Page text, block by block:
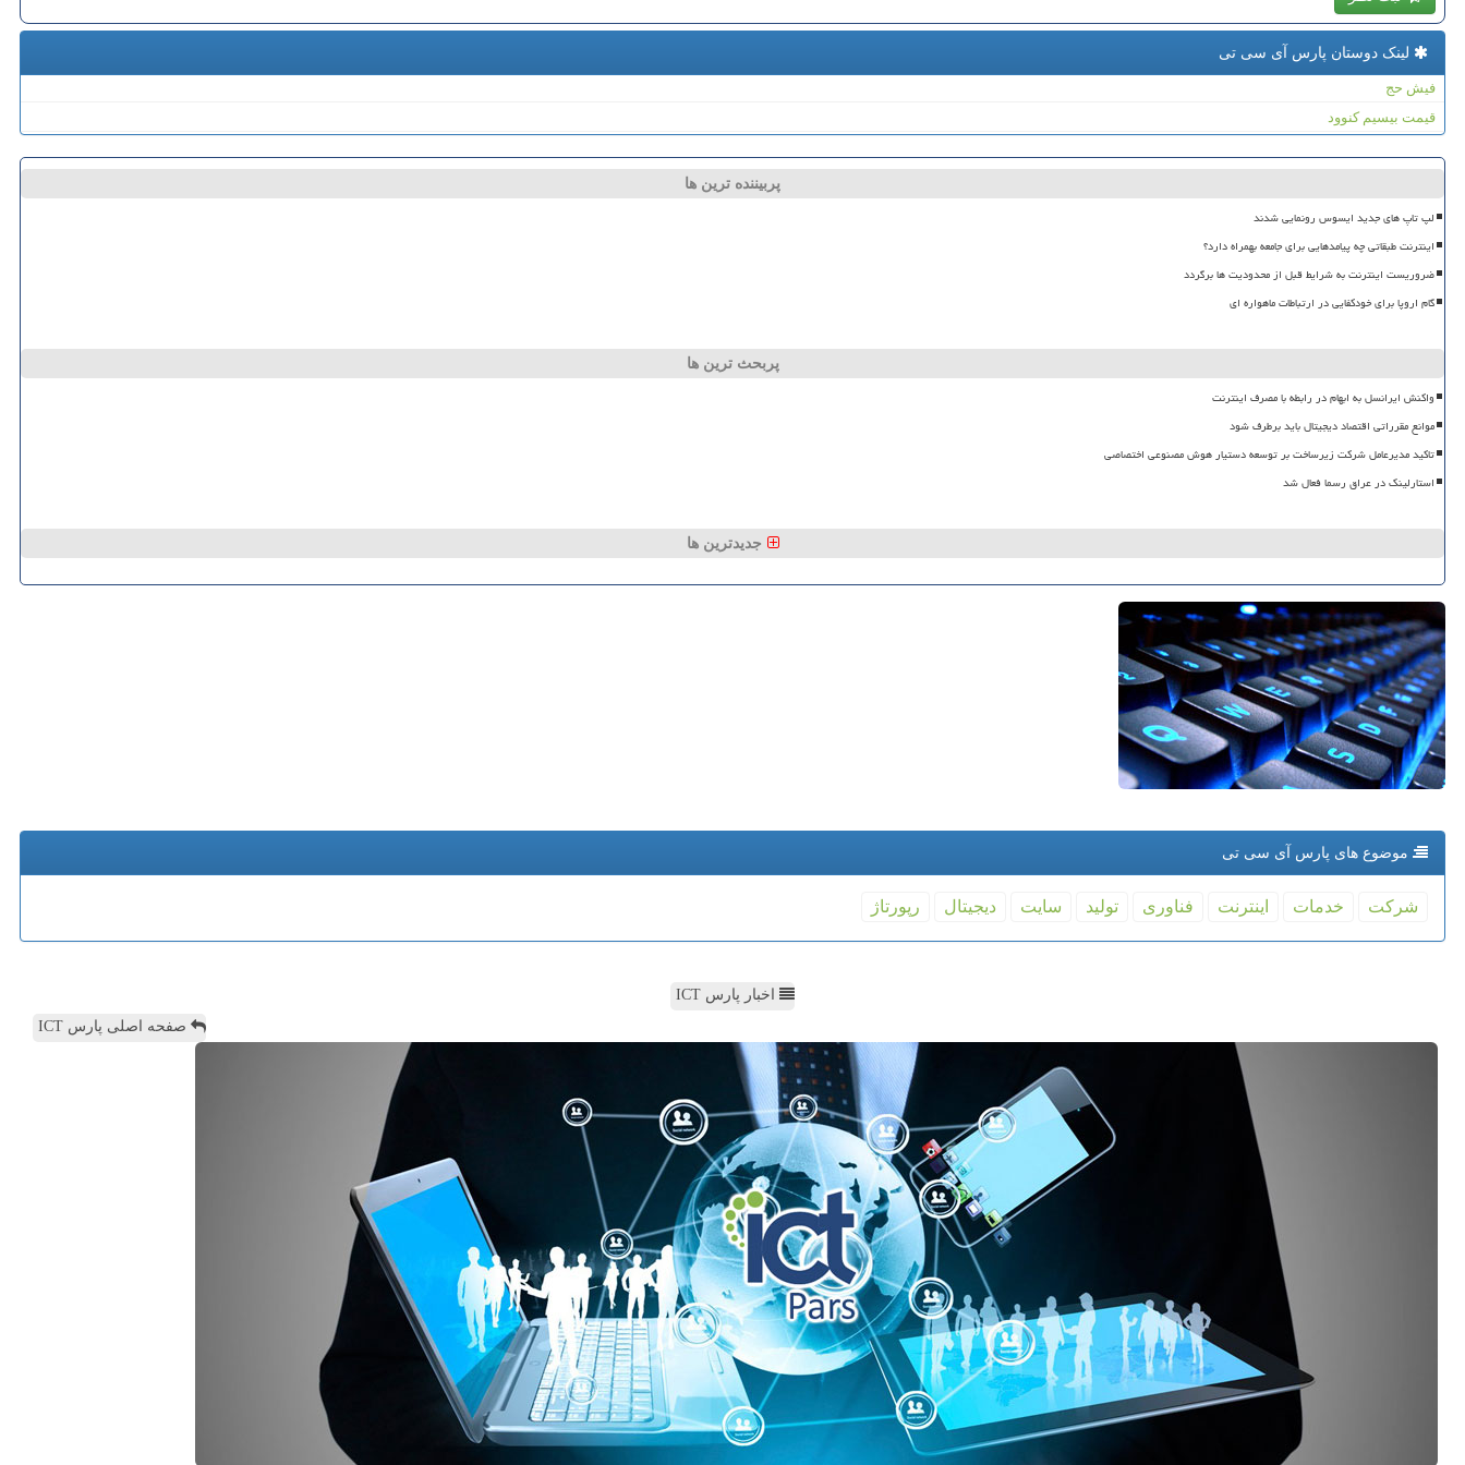
لینک دوستان پارس آی سی تی
فیش حج
قیمت بیسیم کنوود
پربیننده ترین ها
لپ تاپ های جدید ایسوس رونمایی شدند
اینترنت طبقاتی چه پیامدهایی برای جامعه بهمراه دارد؟
ضروریست اینترنت به شرایط قبل از محدودیت ها برگردد
گام اروپا برای خودکفایی در ارتباطات ماهواره ای
پربحث ترین ها
واکنش ایرانسل به ابهام در رابطه با مصرف اینترنت
موانع مقرراتی اقتصاد دیجیتال باید برطرف شود
تاکید مدیرعامل شرکت زیرساخت بر توسعه دستیار هوش مصنوعی اختصاصی
استارلینک در عراق رسما فعال شد
جدیدترین ها
موضوع های پارس آی سی تی
شركت خدمات اینترنت فناوری تولید سایت دیجیتال رپورتاژ
اخبار پارس ICT
صفحه اصلی پارس ICT